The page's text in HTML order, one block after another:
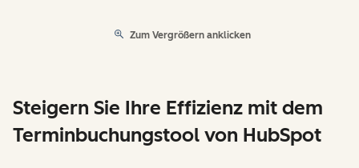
Zum Vergrößern anklicken
Steigern Sie Ihre Effizienz mit dem
Terminbuchungstool von HubSpot